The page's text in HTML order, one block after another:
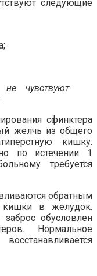
следующие
чувствуют
сфинктера
желчь из общего
кишку.
по истечении 1
требуется
обратным
кишки в желудок.
обусловлен
Нормальное